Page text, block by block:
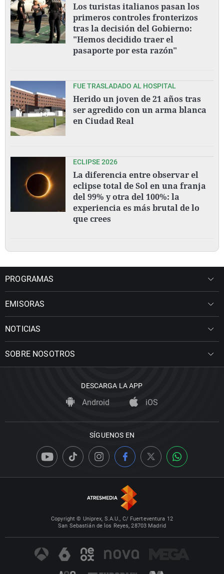
Los turistas italianos pasan los
primeros controles fronterizos
tras la decisión del Gobierno:
"Hemos decidido traer el
pasaporte por esta razón"
FUE TRASLADADO AL HOSPITAL
Herido un joven de 21 años tras
ser agredido con un arma blanca
en Ciudad Real
ECLIPSE 2026
La diferencia entre observar el
eclipse total de Sol en una franja
del 99% y otra del 100%: la
experiencia es más brutal de lo
que crees
PROGRAMAS
EMISORAS
NOTICIAS
SOBRE NOSOTROS
DESCARGA LA APP
Android iOS
SÍGUENOS EN
Copyright © Uniprex, S.A.U., C/ Fuerteventura 12
San Sebastián de los Reyes, 28703 Madrid